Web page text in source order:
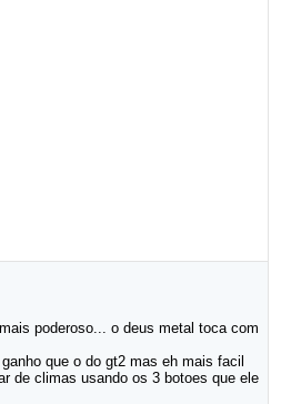
poderoso... o deus metal toca com
que o do gt2 mas eh mais facil
de climas usando os 3 botoes que ele